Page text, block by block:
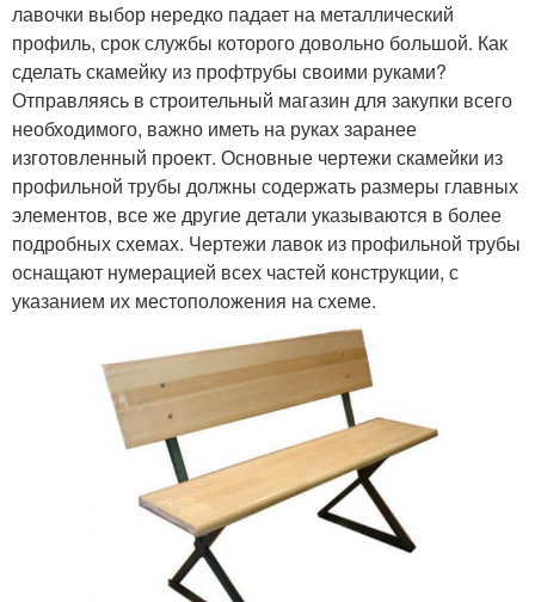
лавочки выбор нередко падает на металлический
профиль, срок службы которого довольно большой. Как
сделать скамейку из профтрубы своими руками?
Отправляясь в строительный магазин для закупки всего
необходимого, важно иметь на руках заранее
изготовленный проект. Основные чертежи скамейки из
профильной трубы должны содержать размеры главных
элементов, все же другие детали указываются в более
подробных схемах. Чертежи лавок из профильной трубы
оснащают нумерацией всех частей конструкции, с
указанием их местоположения на схеме.